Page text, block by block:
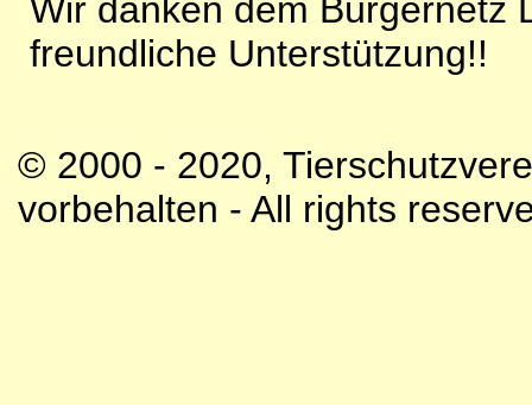
Wir danken dem Bürgernetz
freundliche Unterstützung!!
© 2000 - 2020,
vorbehalten - All rights